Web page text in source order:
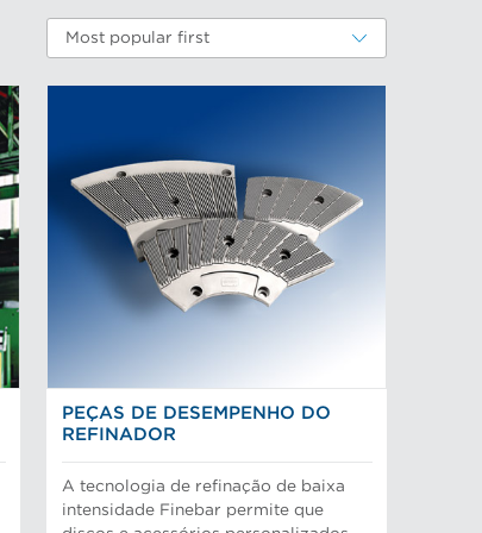
Most popular first
PEÇAS DE DESEMPENHO DO
REFINADOR
A tecnologia de refinação de baixa
intensidade Finebar permite que